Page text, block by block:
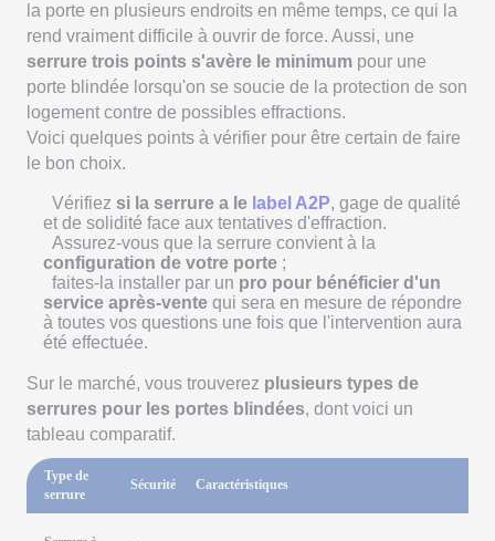
la porte en plusieurs endroits en même temps, ce qui la
rend vraiment difficile à ouvrir de force. Aussi, une
serrure trois points s'avère le minimum pour une
porte blindée lorsqu'on se soucie de la protection de son
logement contre de possibles effractions.
Voici quelques points à vérifier pour être certain de faire
le bon choix.
Vérifiez si la serrure a le label A2P, gage de qualité
et de solidité face aux tentatives d'effraction.
Assurez-vous que la serrure convient à la
configuration de votre porte ;
faites-la installer par un pro pour bénéficier d'un
service après-vente qui sera en mesure de répondre
à toutes vos questions une fois que l'intervention aura
été effectuée.
Sur le marché, vous trouverez plusieurs types de
serrures pour les portes blindées, dont voici un
tableau comparatif.
Type de
serrure
Sécurité Caractéristiques